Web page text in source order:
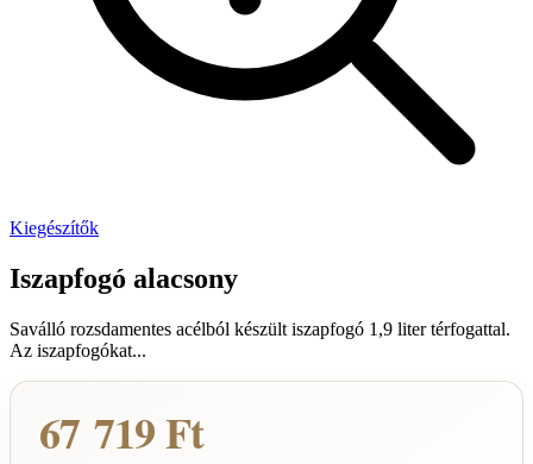
Kiegészítők
Iszapfogó alacsony
Saválló rozsdamentes acélból készült iszapfogó 1,9 liter térfogattal.
Az iszapfogókat...
67 719 Ft